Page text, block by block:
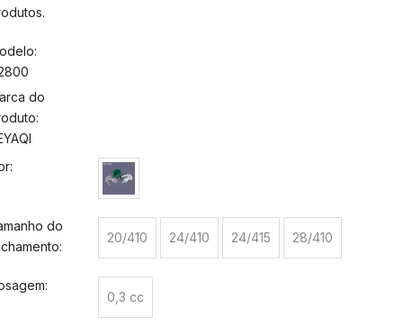
do
do
20/410 24/410 24/415 28/410
0,3 cc